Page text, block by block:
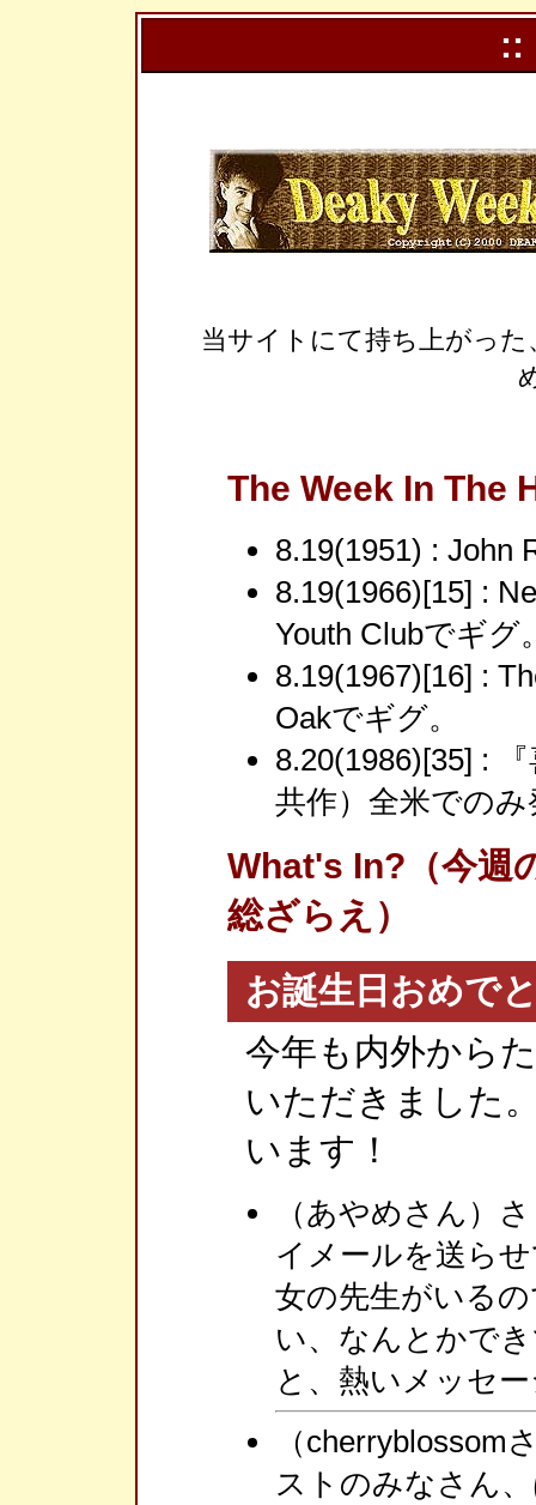
::
当サイトにて持ち上がっ
The Week In The
8.19(1951) : John
8.19(1966)[15] :
Youth Clubでギグ
8.19(1967)[16] :
Oakでギグ。
8.20(1986)[35] :
共作）全米での
What's In?（今週
総ざらえ）
お誕生日おめで
今年も内外から
いただきました
います！
（あやめさん）
イメールを送ら
女の先生がいる
い、なんとかで
と、熱いメッセ
（cherryblossom
ストのみなさん